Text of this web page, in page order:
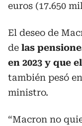
euros (17.650
El deseo de
de las
en 2023 y que
también pesó
ministro.
“Macron no